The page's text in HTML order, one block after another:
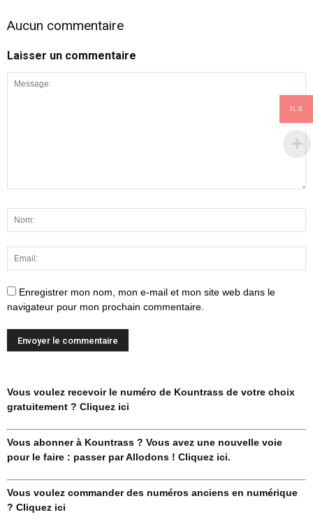
Aucun commentaire
Laisser un commentaire
Enregistrer mon nom, mon e-mail et mon site web dans le
navigateur pour mon prochain commentaire.
Vous voulez recevoir le numéro de Kountrass de votre choix
gratuitement ? Cliquez ici
Vous abonner à Kountrass ? Vous avez une nouvelle voie
pour le faire : passer par Allodons ! Cliquez ici.
Vous voulez commander des numéros anciens en numérique
? Cliquez ici
ILS